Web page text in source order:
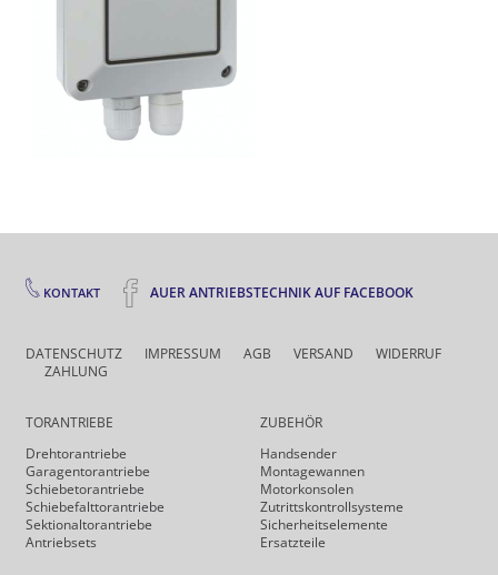
KONTAKT AUER ANTRIEBSTECHNIK AUF FACEBOOK
DATENSCHUTZ IMPRESSUM AGB VERSAND
WIDERRUF
ZAHLUNG
TORANTRIEBE
Drehtor­antriebe
Garagentorantriebe
Schiebetorantriebe
Schiebefalt­torantriebe
Sektionaltorantriebe
Antriebsets
ZUBEHÖR
Handsender
Montagewannen
Motorkonsolen
Zutrittskontrollsysteme
Sicherheits­elemente
Ersatzteile